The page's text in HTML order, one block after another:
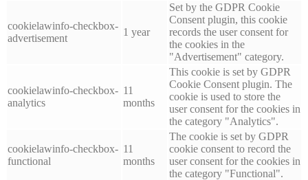
cookielawinfo-checkbox-
advertisement
1 year
Set by the GDPR Cookie
Consent plugin, this cookie
records the user consent for
the cookies in the
"Advertisement" category.
cookielawinfo-checkbox-
analytics
11
months
This cookie is set by GDPR
Cookie Consent plugin. The
cookie is used to store the
user consent for the cookies in
the category "Analytics".
cookielawinfo-checkbox-
functional
11
months
The cookie is set by GDPR
cookie consent to record the
user consent for the cookies in
the category "Functional".